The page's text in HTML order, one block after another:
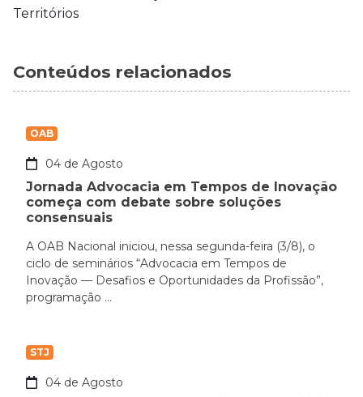
Territórios
Conteúdos relacionados
OAB
04 de Agosto
Jornada Advocacia em Tempos de Inovação
começa com debate sobre soluções
consensuais
A OAB Nacional iniciou, nessa segunda-feira (3/8), o
ciclo de seminários “Advocacia em Tempos de
Inovação — Desafios e Oportunidades da Profissão”,
programação ...
STJ
04 de Agosto